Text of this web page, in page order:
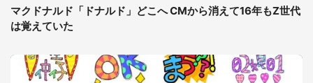
マクドナルド「ドナルド」どこへ CMから消えて16年もZ世代
は覚えていた